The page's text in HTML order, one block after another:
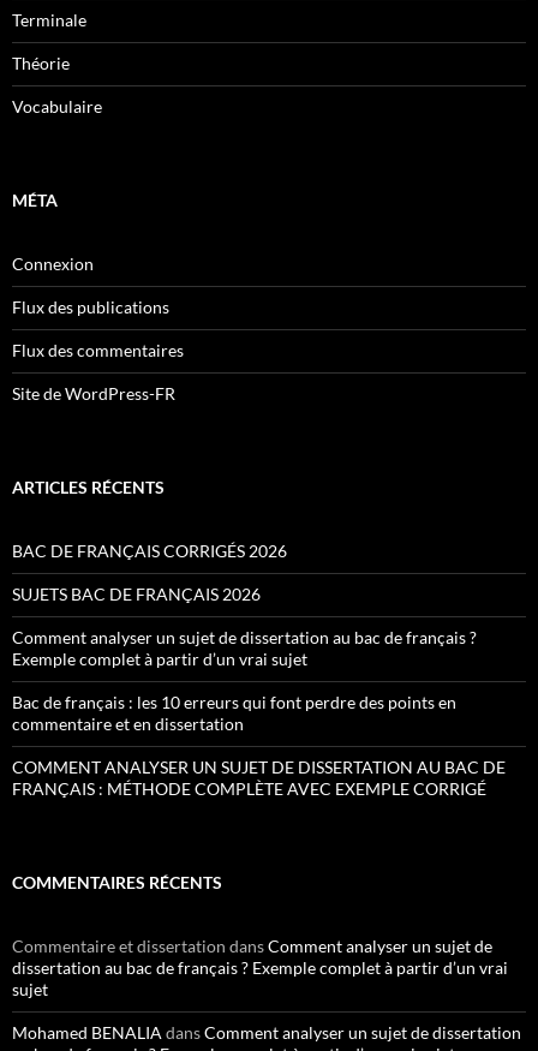
Terminale
Théorie
Vocabulaire
MÉTA
Connexion
Flux des publications
Flux des commentaires
Site de WordPress-FR
ARTICLES RÉCENTS
BAC DE FRANÇAIS CORRIGÉS 2026
SUJETS BAC DE FRANÇAIS 2026
Comment analyser un sujet de dissertation au bac de français ?
Exemple complet à partir d’un vrai sujet
Bac de français : les 10 erreurs qui font perdre des points en
commentaire et en dissertation
COMMENT ANALYSER UN SUJET DE DISSERTATION AU BAC DE
FRANÇAIS : MÉTHODE COMPLÈTE AVEC EXEMPLE CORRIGÉ
COMMENTAIRES RÉCENTS
Commentaire et dissertation dansComment analyser un sujet de
dissertation au bac de français ? Exemple complet à partir d’un vrai
sujet
Mohamed BENALIA dansComment analyser un sujet de dissertation